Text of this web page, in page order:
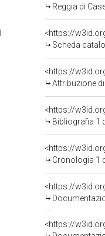
Reggia di
<https://
Scheda
Attribuzione
<https://
Bibliografia 1
<https://
Cronologia 1